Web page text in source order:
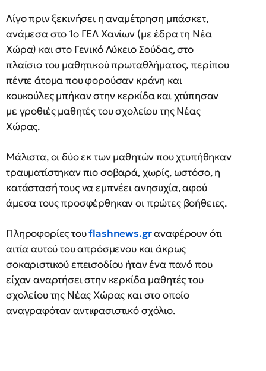
Λίγο πριν ξεκινήσει η αναμέτρηση μπάσκετ,
ανάμεσα στο 1ο ΓΕΛ Χανίων (με έδρα τη Νέα
Χώρα) και στο Γενικό Λύκειο Σούδας, στο
πλαίσιο του μαθητικού πρωταθλήματος, περίπου
πέντε άτομα που φορούσαν κράνη και
κουκούλες μπήκαν στην κερκίδα και χτύπησαν
με γροθιές μαθητές του σχολείου της Νέας
Χώρας.
Μάλιστα, οι δύο εκ των μαθητών που χτυπήθηκαν
τραυματίστηκαν πιο σοβαρά, χωρίς, ωστόσο, η
κατάστασή τους να εμπνέει ανησυχία, αφού
άμεσα τους προσφέρθηκαν οι πρώτες βοήθειες.
Πληροφορίες τουflashnews.grαναφέρουν ότι
αιτία αυτού του απρόσμενου και άκρως
σοκαριστικού επεισοδίου ήταν ένα πανό που
είχαν αναρτήσει στην κερκίδα μαθητές του
σχολείου της Νέας Χώρας και στο οποίο
αναγραφόταν αντιφασιστικό σχόλιο.